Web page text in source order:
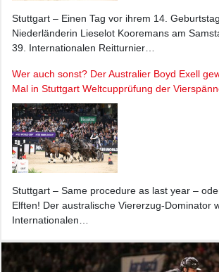
Stuttgart – Einen Tag vor ihrem 14.
Niederländerin Lieselot Kooremans am
39. Internationalen Reitturnier…
Wer auch sonst? Der Australier Boyd Exell
Mal in Stuttgart Weltcupprüfung der
Stuttgart – Same procedure as last year –
Elften! Der australische Viererzug-Dominator
Internationalen…